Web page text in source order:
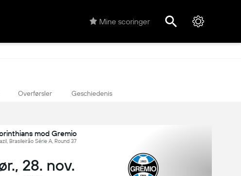
Mine scoringer
Overførsler Geschiedenis
mod Gremio
Brasileirão Série A, Round 37
28. nov.